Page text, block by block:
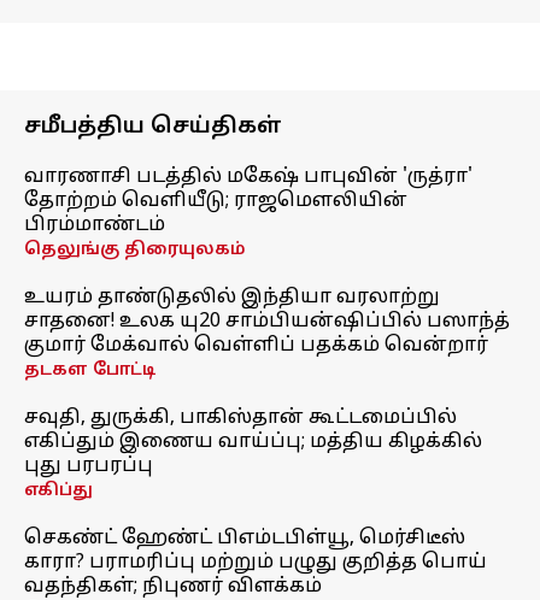
சமீபத்திய செய்திகள்
வாரணாசி படத்தில் மகேஷ் பாபுவின் 'ருத்ரா'
தோற்றம் வெளியீடு; ராஜமௌலியின்
பிரம்மாண்டம்
தெலுங்கு திரையுலகம்
உயரம் தாண்டுதலில் இந்தியா வரலாற்று
சாதனை! உலக யு20 சாம்பியன்ஷிப்பில் பஸாந்த்
குமார் மேக்வால் வெள்ளிப் பதக்கம் வென்றார்
தடகள போட்டி
சவுதி, துருக்கி, பாகிஸ்தான் கூட்டமைப்பில்
எகிப்தும் இணைய வாய்ப்பு; மத்திய கிழக்கில்
புது பரபரப்பு
எகிப்து
செகண்ட் ஹேண்ட் பிஎம்டபிள்யூ, மெர்சிடீஸ்
காரா? பராமரிப்பு மற்றும் பழுது குறித்த பொய்
வதந்திகள்; நிபுணர் விளக்கம்